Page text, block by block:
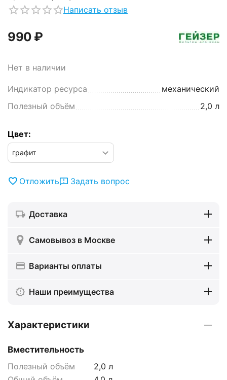
Написать отзыв
‍990‍ ₽
Нет в наличии
Индикатор ресурса
механический
Полезный объём
2,0 л
Цвет:
Отложить Задать вопрос
Доставка
Самовывоз в Москве
Варианты оплаты
Наши преимущества
Характеристики
Вместительность
Полезный объём
2,0 л